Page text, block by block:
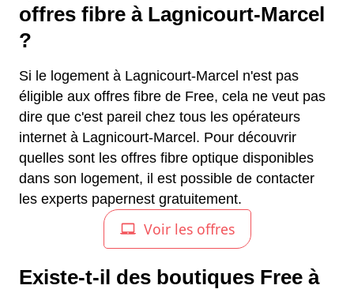
offres fibre à Lagnicourt-Marcel
?
Si le logement à Lagnicourt-Marcel n'est pas
éligible aux offres fibre de Free, cela ne veut pas
dire que c'est pareil chez tous les opérateurs
internet à Lagnicourt-Marcel. Pour découvrir
quelles sont les offres fibre optique disponibles
dans son logement, il est possible de contacter
les experts papernest gratuitement.
Existe-t-il des boutiques Free à